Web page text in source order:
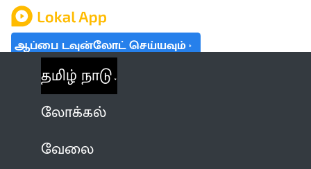
ஆப்பை டவுன்லோட் செய்யவும்
தமிழ் நாடு
லோக்கல்
வேலை